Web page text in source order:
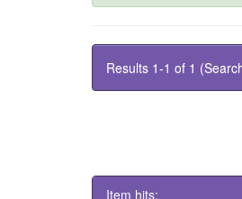
Results 1-1 of 1
Item hits: